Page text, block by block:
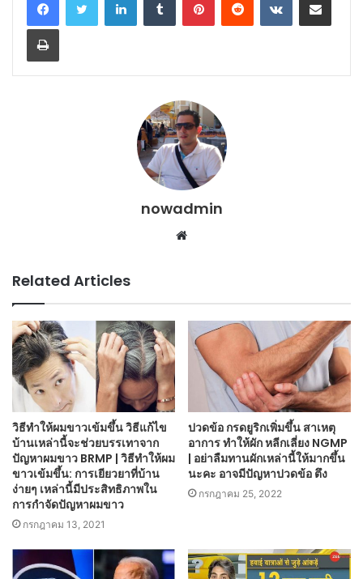
Print
nowadmin
Website
Related Articles
วิธีทำให้ผมขาวเข้มขึ้น วิธีแก้ไข
บ้านเหล่านี้จะช่วยบรรเทาจาก
ปัญหาผมขาว BRMP | วิธีทำให้ผม
ขาวเข้มขึ้น: การเยียวยาที่บ้าน
ง่ายๆ เหล่านี้มีประสิทธิภาพใน
การกำจัดปัญหาผมขาว
กรกฎาคม 13, 2021
ปวดข้อ กรดยูริกเพิ่มขึ้น สาเหตุ
อาการ ทำให้ผัก หลีกเลี่ยง NGMP
| อย่าลืมทานผักเหล่านี้ให้มากขึ้น
นะคะ อาจมีปัญหาปวดข้อ ตึง
กรกฎาคม 25, 2022